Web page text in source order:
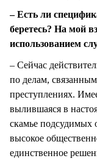
– Есть ли
беретесь? На мой
использованием
– Сейчас
по делам,
преступлениях.
вылившаяся в
скамье подсудимых
высокое
единственное